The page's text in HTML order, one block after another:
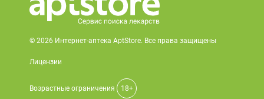
© 2026 Интернет-аптека AptStore. Все права защищены
Лицензии
Возрастные ограничения 18+